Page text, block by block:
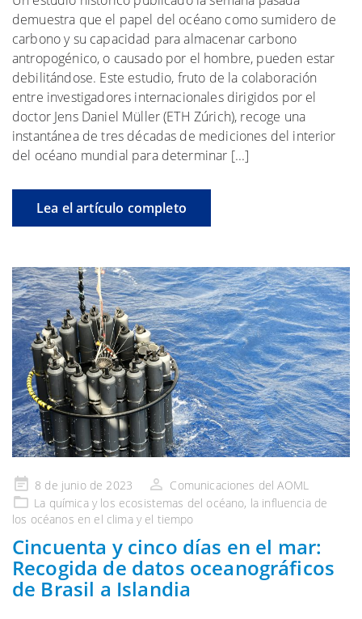
demuestra que el papel del océano como sumidero de
carbono y su capacidad para almacenar carbono
antropogénico, o causado por el hombre, pueden estar
debilitándose. Este estudio, fruto de la colaboración
entre investigadores internacionales dirigidos por el
doctor Jens Daniel Müller (ETH Zúrich), recoge una
instantánea de tres décadas de mediciones del interior
del océano mundial para determinar [...]
Lea el artículo completo
Publicado
en
8 de junio de 2023
Comunicaciones del AOML
La química y los ecosistemas del océano, la influencia de
los océanos en el clima y el tiempo
Cincuenta y cinco días en el mar:
Recogida de datos oceanográficos
de Brasil a Islandia